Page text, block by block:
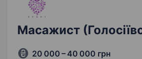
Масажист
20 000 – 40 000 грн